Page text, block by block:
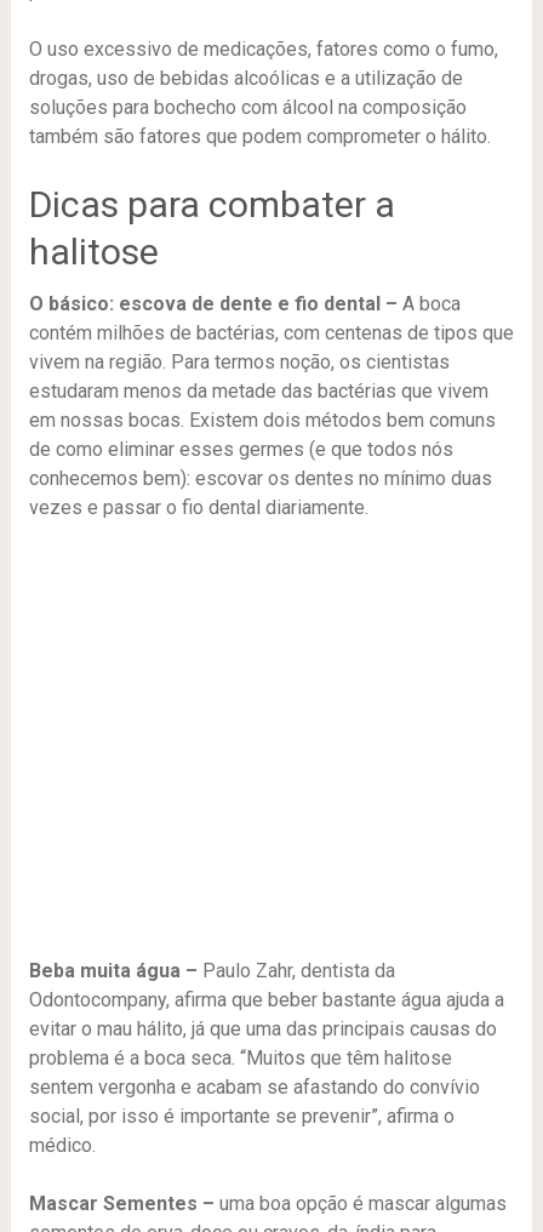
O uso excessivo de medicações, fatores como o fumo,
drogas, uso de bebidas alcoólicas e a utilização de
soluções para bochecho com álcool na composição
também são fatores que podem comprometer o hálito.
Dicas para combater a
halitose
O básico: escova de dente e fio dental – A boca
contém milhões de bactérias, com centenas de tipos que
vivem na região. Para termos noção, os cientistas
estudaram menos da metade das bactérias que vivem
em nossas bocas. Existem dois métodos bem comuns
de como eliminar esses germes (e que todos nós
conhecemos bem): escovar os dentes no mínimo duas
vezes e passar o fio dental diariamente.
Beba muita água – Paulo Zahr, dentista da
Odontocompany, afirma que beber bastante água ajuda a
evitar o mau hálito, já que uma das principais causas do
problema é a boca seca. “Muitos que têm halitose
sentem vergonha e acabam se afastando do convívio
social, por isso é importante se prevenir”, afirma o
médico.
Mascar Sementes – uma boa opção é mascar algumas